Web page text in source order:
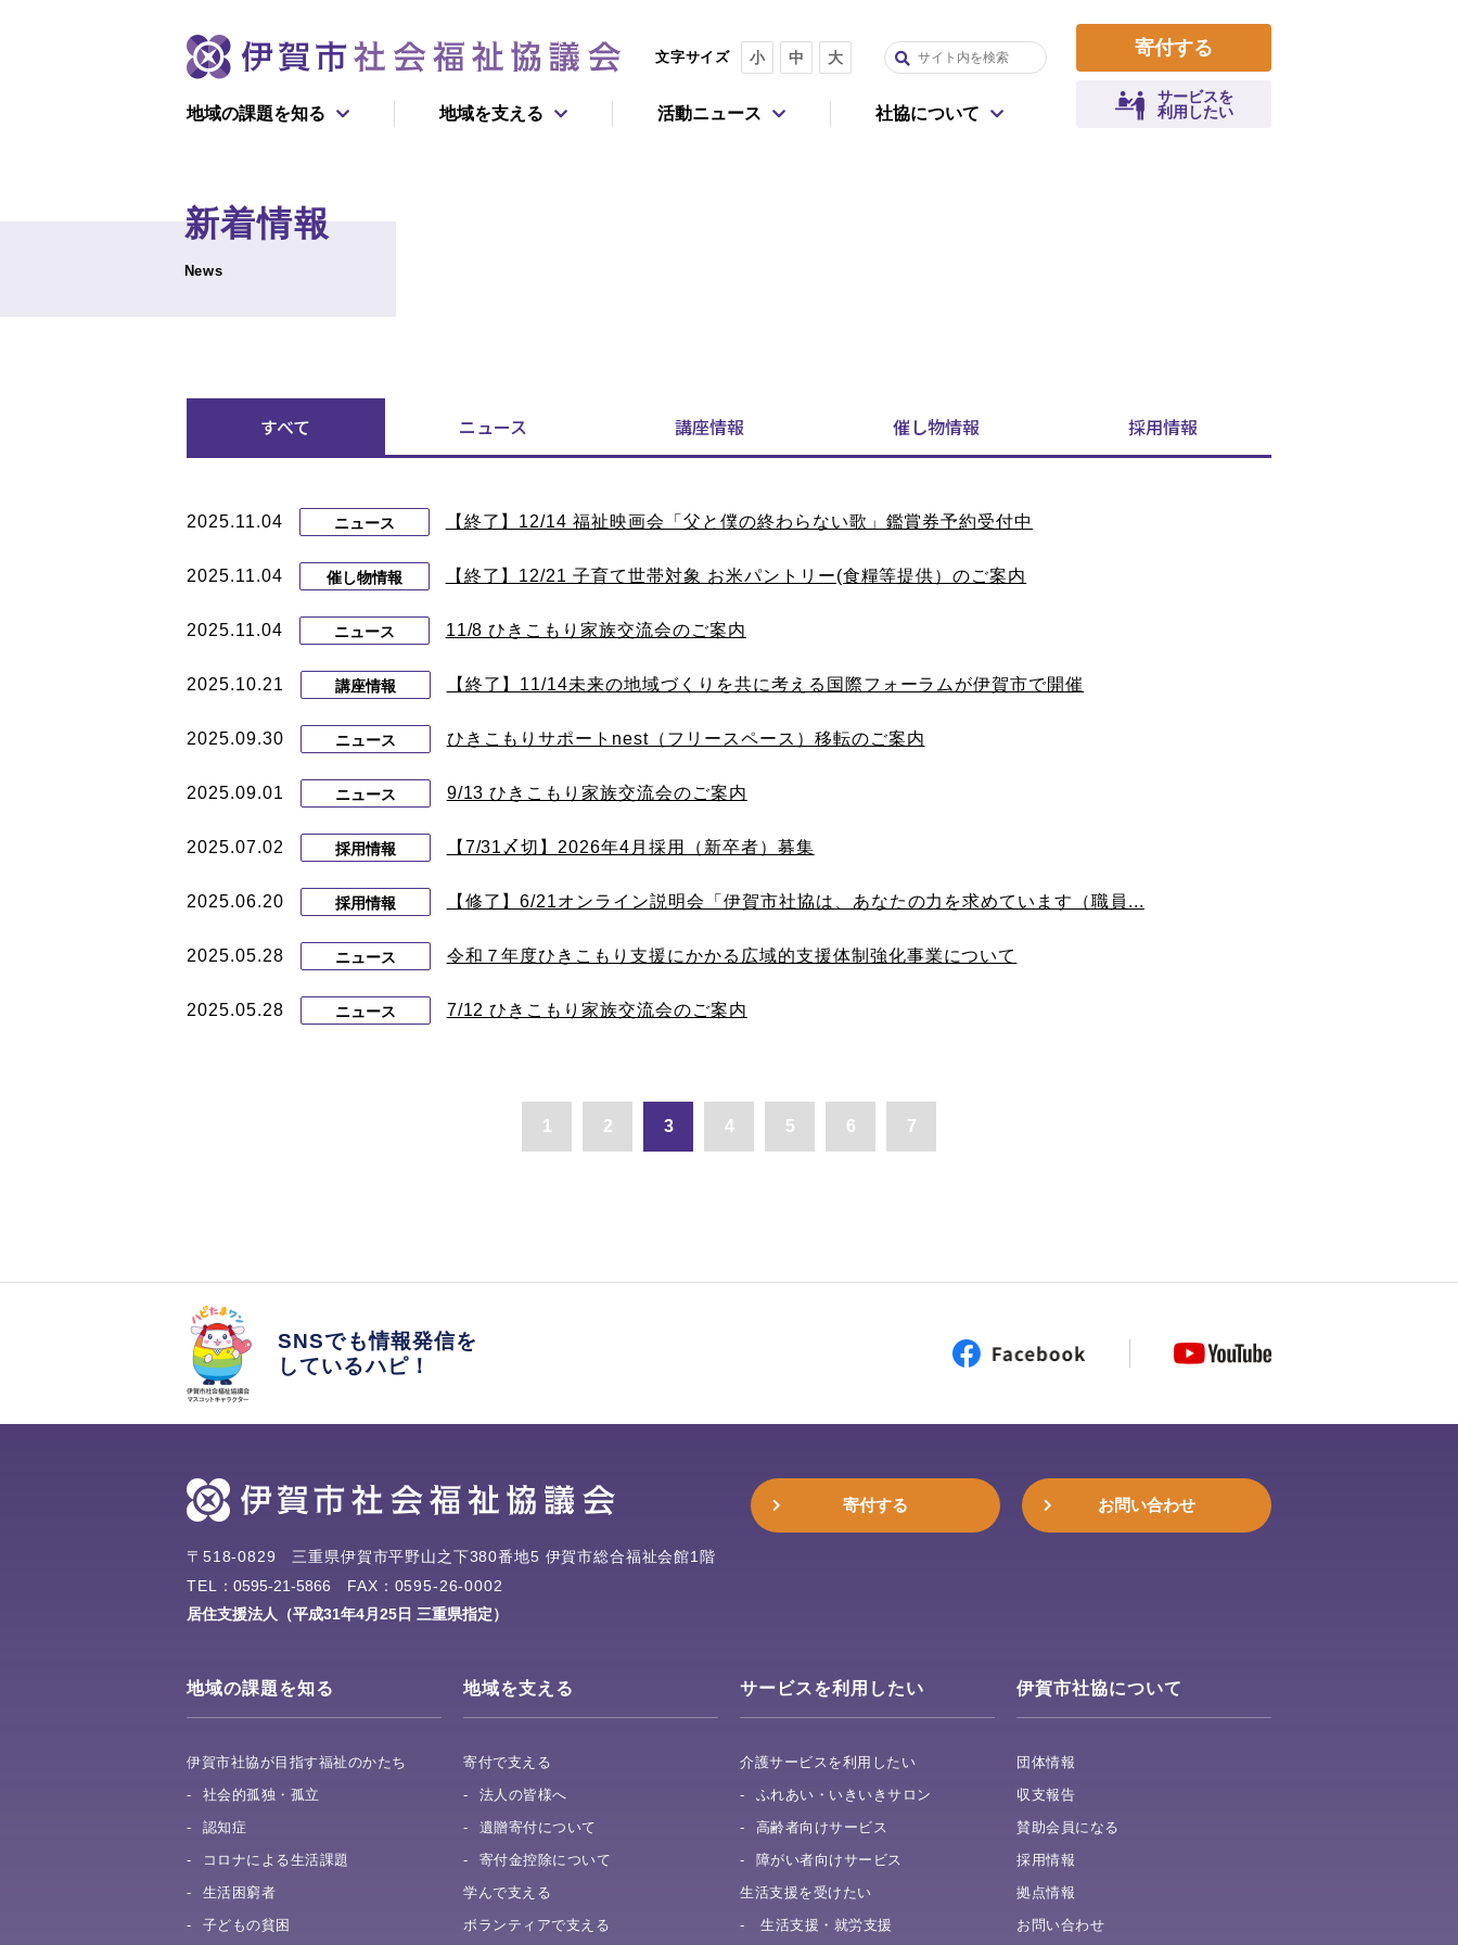
文字サイズ 小 中 大
地域の課題を知る
初めての方へ
福祉のかたち
地域を支える 活動ニュース 社協について
寄付する
サービスを
利用したい
新着情報
News
すべて ニュース 講座情報 催し物情報 採用情報
2025.11.04 ニュース 【終了】12/14 福祉映画会「父と僕の終わらない歌」鑑賞券予約受付中
2025.11.04 催し物情報 【終了】12/21 子育て世帯対象 お米パントリー(食糧等提供）のご案内
2025.11.04 ニュース 11/8 ひきこもり家族交流会のご案内
2025.10.21 講座情報 【終了】11/14未来の地域づくりを共に考える国際フォーラムが伊賀市で開催
2025.09.30 ニュース ひきこもりサポートnest（フリースペース）移転のご案内
2025.09.01 ニュース 9/13 ひきこもり家族交流会のご案内
2025.07.02 採用情報 【7/31〆切】2026年4月採用（新卒者）募集
2025.06.20 採用情報 【修了】6/21オンライン説明会「伊賀市社協は、あなたの力を求めています（職員...
2025.05.28 ニュース 令和７年度ひきこもり支援にかかる広域的支援体制強化事業について
2025.05.28 ニュース 7/12 ひきこもり家族交流会のご案内
1 2 3 4 5 6 7
SNSでも情報発信を
しているハピ！
〒518-0829 三重県伊賀市平野山之下380番地5 伊賀市総合福祉会館1階
TEL：0595-21-5866 FAX：0595-26-0002
居住支援法人（平成31年4月25日 三重県指定）
寄付する お問い合わせ
地域の課題を知る
伊賀市社協が目指す福祉のかたち
社会的孤独・孤立
認知症
コロナによる生活課題
生活困窮者
子どもの貧困
地域を支える
寄付で支える
法人の皆様へ
遺贈寄付について
寄付金控除について
学んで支える
ボランティアで支える
サービスを利用したい
介護サービスを利用したい
ふれあい・いきいきサロン
高齢者向けサービス
障がい者向けサービス
生活支援を受けたい
生活支援・就労支援
伊賀市社協について
団体情報
収支報告
賛助会員になる
採用情報
拠点情報
お問い合わせ